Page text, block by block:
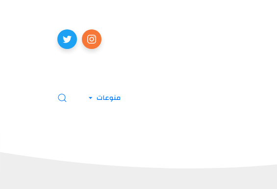
منوعات